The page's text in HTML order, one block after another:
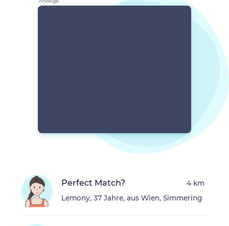
Perfect Match?
Lemony, 37 Jahre, aus Wien, Simmering
4 km